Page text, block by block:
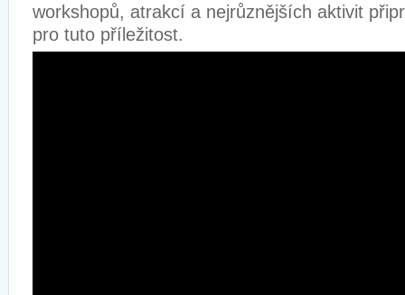
workshopů, atrakcí a nejrůznějších aktivit
pro tuto příležitost.